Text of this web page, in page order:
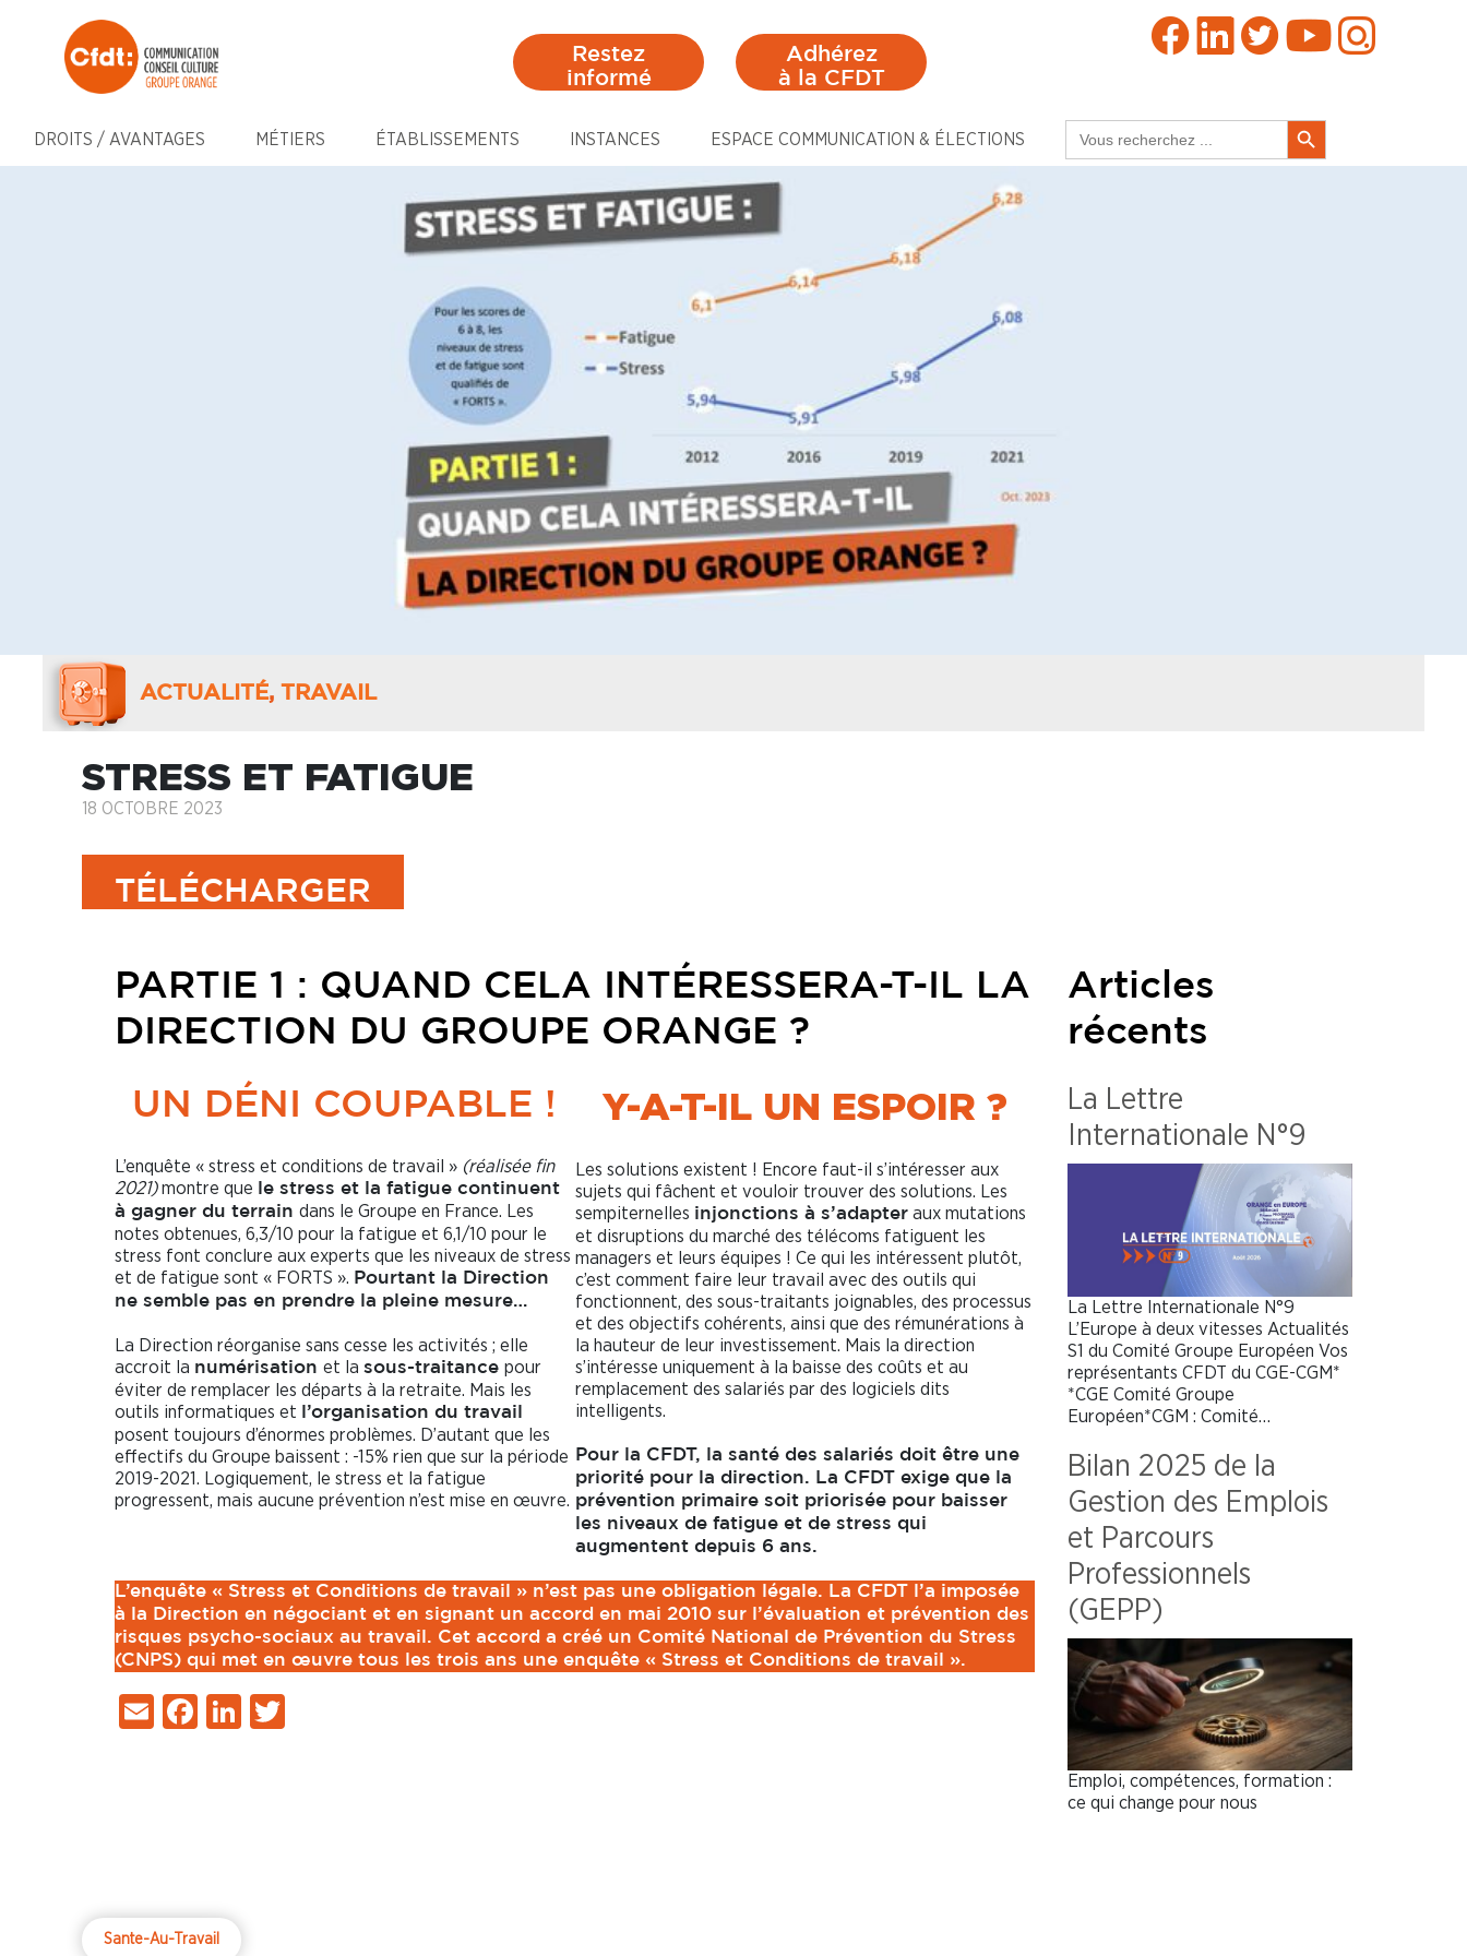
Restez
informé
Adhérez
à la CFDT
DROITS / AVANTAGES MÉTIERS ÉTABLISSEMENTS INSTANCES ESPACE COMMUNICATION & ÉLECTIONS
for:
Search Button
ACTUALITÉ, TRAVAIL
STRESS ET FATIGUE
18 OCTOBRE 2023
TÉLÉCHARGER
PARTIE 1 : QUAND CELA INTÉRESSERA-T-IL LA
DIRECTION DU GROUPE ORANGE ?
UN DÉNI COUPABLE !
L’enquête « stress et conditions de travail » (réalisée fin
2021)montre que
le stress et la fatigue continuent
à gagner du terrain dans le Groupe en France. Les
notes obtenues, 6,3/10 pour la fatigue et 6,1/10 pour le
stress font conclure aux experts que les niveaux de stress
et de fatigue sont « FORTS ». Pourtant la Direction
ne semble pas en prendre la pleine mesure…
La Direction réorganise sans cesse les activités ; elle
accroit la numérisation et la sous-traitance pour
éviter de remplacer les départs à la retraite. Mais les
outils informatiques et
l’organisation du travail
posent toujours d’énormes problèmes. D’autant que les
effectifs du Groupe baissent : -15% rien que sur la période
2019-2021. Logiquement, le stress et la fatigue
progressent, mais aucune prévention n’est mise en œuvre.
Y-A-T-IL UN ESPOIR ?
Les solutions existent ! Encore faut-il s’intéresser aux
sujets qui fâchent et vouloir trouver des solutions. Les
sempiternelles injonctions à s’adapteraux mutations
et disruptions du marché des télécoms fatiguent les
managers et leurs équipes ! Ce qui les intéressent plutôt,
c’est comment faire leur travail avec des outils qui
fonctionnent, des sous-traitants joignables, des processus
et des objectifs cohérents, ainsi que des rémunérations à
la hauteur de leur investissement. Mais la direction
s’intéresse uniquement à la baisse des coûts et au
remplacement des salariés par des logiciels dits
intelligents.
Pour la CFDT, la santé des salariés doit être une
priorité pour la direction. La CFDT exige que la
prévention primaire soit priorisée pour baisser
les niveaux de fatigue et de stress qui
augmentent depuis 6 ans.
L’enquête « Stress et Conditions de travail » n’est pas une obligation légale. La CFDT l’a imposée
à la Direction en négociant et en signant un accord en mai 2010 sur l’évaluation et prévention des
risques psycho-sociaux au travail. Cet accord a créé un Comité National de Prévention du Stress
(CNPS) qui met en œuvre tous les trois ans une enquête « Stress et Conditions de travail ».
EmailFacebook
LinkedIn
Articles
récents
La Lettre
Internationale N°9
La Lettre Internationale N°9
L’Europe à deux vitesses Actualités
S1 du Comité Groupe Européen Vos
représentants CFDT du CGE-CGM*
*CGE Comité Groupe
Européen*CGM : Comité…
Bilan 2025 de la
Gestion des Emplois
et Parcours
Professionnels
(GEPP)
Emploi, compétences, formation :
ce qui change pour nous
Sante-Au-Travail